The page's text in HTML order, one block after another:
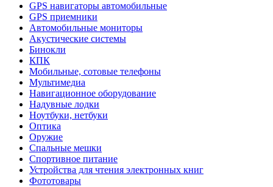
GPS навигаторы автомобильные
GPS приемники
Автомобильные мониторы
Акустические системы
Бинокли
КПК
Мобильные, сотовые телефоны
Мультимедиа
Навигационное оборудование
Надувные лодки
Ноутбуки, нетбуки
Оптика
Оружие
Спальные мешки
Спортивное питание
Устройства для чтения электронных книг
Фототовары